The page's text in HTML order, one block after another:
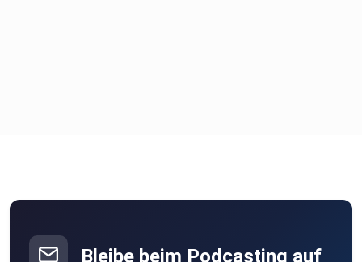
Bleibe beim Podcasting auf